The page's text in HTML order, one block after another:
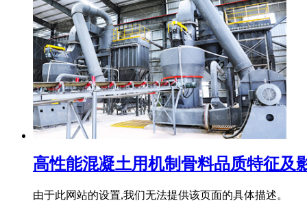
高性能混凝土用机制骨料品质特征及
由于此网站的设置,我们无法提供该页面的具体描述。